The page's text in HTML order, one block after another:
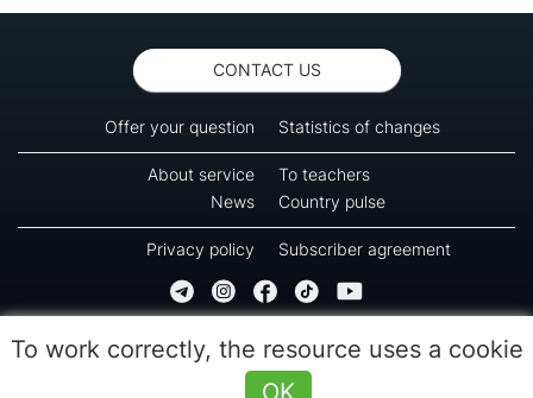
CONTACT US
Offer your question Statistics of changes
About service
To teachers
News
Country pulse
Privacy policy Subscriber agreement
All rights reserved. No part of information from this page can be copied, reprinted or
used for reproduction, transmission to other devices. The last reload time 10:17
To work correctly, the resource uses a cookie
OK